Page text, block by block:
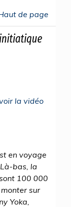
de page
la vidéo
en voyage
bas, la
100 000
sur
Yoka,